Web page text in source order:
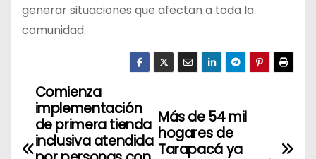
generar situaciones que afectan a toda la
comunidad.
N
Más de 54 mil
hogares de
Tarapacá ya
Comienza
implementación
de primera tienda
inclusiva atendida